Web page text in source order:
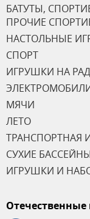
БАТУТЫ,
ПРОЧИЕ
НАСТОЛЬНЫЕ
СПОРТ
ИГРУШКИ НА
МЯЧИ
ЛЕТО
ТРАНСПОРТНАЯ
СУХИЕ
ИГРУШКИ И